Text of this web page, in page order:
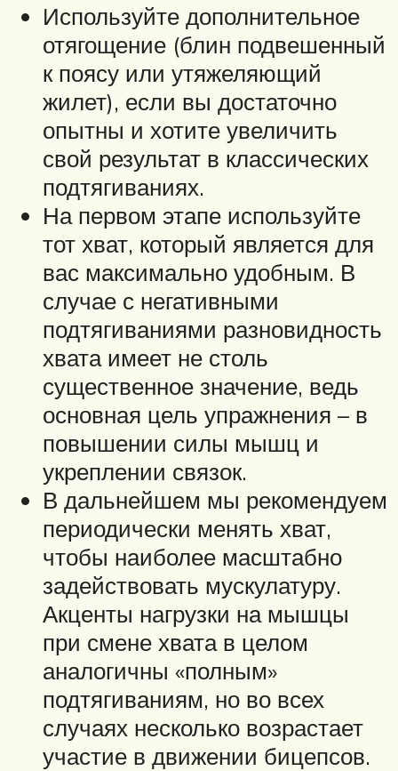
Используйте дополнительное
отягощение (блин подвешенный
к поясу или утяжеляющий
жилет), если вы достаточно
опытны и хотите увеличить
свой результат в классических
подтягиваниях.
На первом этапе используйте
тот хват, который является для
вас максимально удобным. В
случае с негативными
подтягиваниями разновидность
хвата имеет не столь
существенное значение, ведь
основная цель упражнения – в
повышении силы мышц и
укреплении связок.
В дальнейшем мы рекомендуем
периодически менять хват,
чтобы наиболее масштабно
задействовать мускулатуру.
Акценты нагрузки на мышцы
при смене хвата в целом
аналогичны «полным»
подтягиваниям, но во всех
случаях несколько возрастает
участие в движении бицепсов.